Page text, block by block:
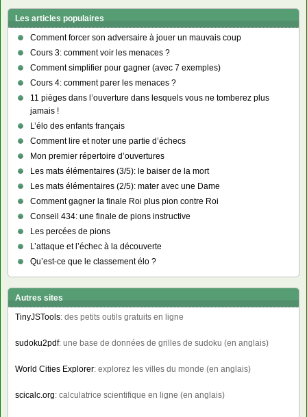
Les articles populaires
Comment forcer son adversaire à jouer un mauvais coup
Cours 3: comment voir les menaces ?
Comment simplifier pour gagner (avec 7 exemples)
Cours 4: comment parer les menaces ?
11 pièges dans l’ouverture dans lesquels vous ne tomberez plus
jamais !
L’élo des enfants français
Comment lire et noter une partie d’échecs
Mon premier répertoire d’ouvertures
Les mats élémentaires (3/5): le baiser de la mort
Les mats élémentaires (2/5): mater avec une Dame
Comment gagner la finale Roi plus pion contre Roi
Conseil 434: une finale de pions instructive
Les percées de pions
L’attaque et l’échec à la découverte
Qu’est-ce que le classement élo ?
Autres sites
TinyJSTools: des petits outils gratuits en ligne
sudoku2pdf: une base de données de grilles de sudoku (en anglais)
World Cities Explorer: explorez les villes du monde (en anglais)
scicalc.org: calculatrice scientifique en ligne (en anglais)